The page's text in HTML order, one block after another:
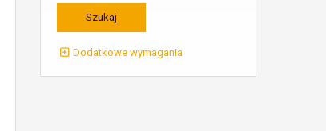
Dodatkowe wymagania